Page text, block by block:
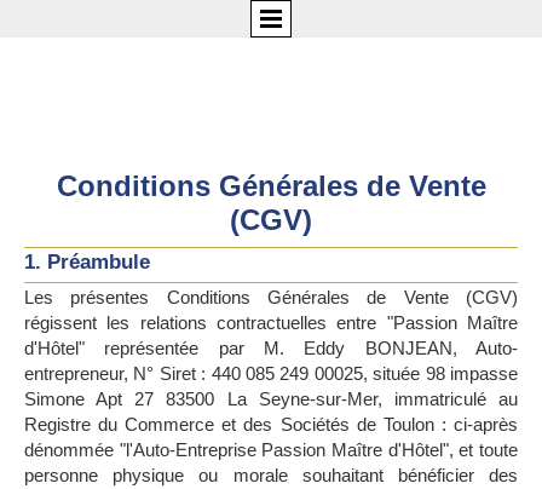
Conditions Générales de Vente
(CGV)
1. Préambule
Les présentes Conditions Générales de Vente (CGV)
régissent les relations contractuelles entre "Passion Maître
d'Hôtel" représentée par M. Eddy BONJEAN, Auto-
entrepreneur, N° Siret : 440 085 249 00025, située 98 impasse
Simone Apt 27 83500 La Seyne-sur-Mer, immatriculé au
Registre du Commerce et des Sociétés de Toulon : ci-après
dénommée "l'Auto-Entreprise Passion Maître d'Hôtel", et toute
personne physique ou morale souhaitant bénéficier des